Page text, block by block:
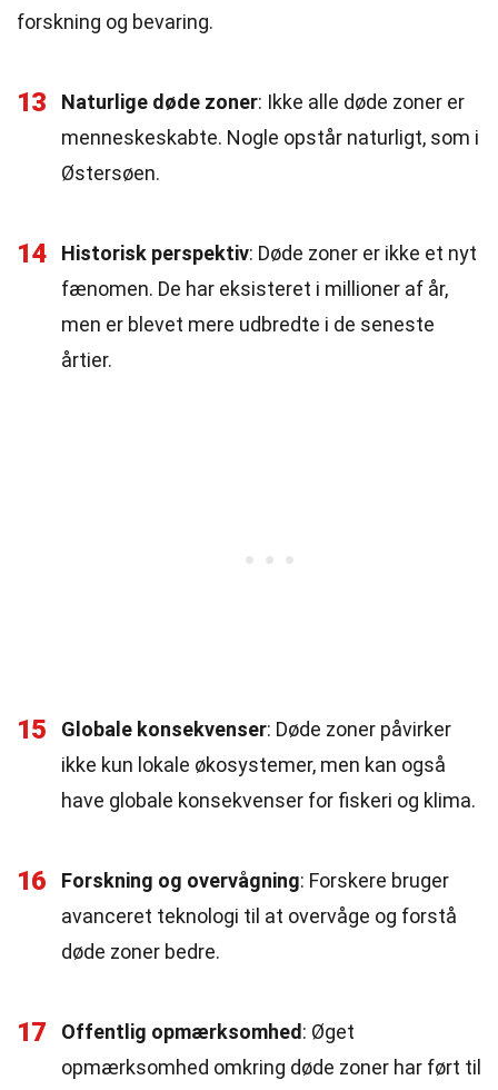
forskning og bevaring.
13 Naturlige døde zoner: Ikke alle døde zoner er
menneskeskabte. Nogle opstår naturligt, som i
Østersøen.
14 Historisk perspektiv: Døde zoner er ikke et nyt
fænomen. De har eksisteret i millioner af år,
men er blevet mere udbredte i de seneste
årtier.
15 Globale konsekvenser: Døde zoner påvirker
ikke kun lokale økosystemer, men kan også
have globale konsekvenser for fiskeri og klima.
16 Forskning og overvågning: Forskere bruger
avanceret teknologi til at overvåge og forstå
døde zoner bedre.
17 Offentlig opmærksomhed : Øget
opmærksomhed omkring døde zoner har ført til